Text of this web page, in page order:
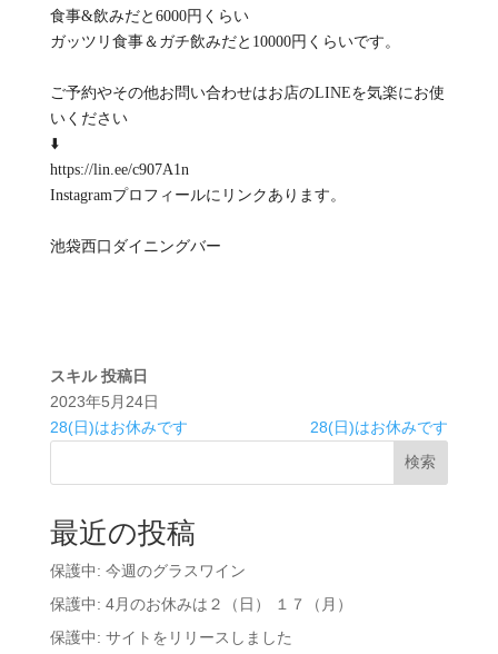
食事&飲みだと6000円くらい
ガッツリ食事＆ガチ飲みだと10000円くらいです。
ご予約やその他お問い合わせはお店のLINEを気楽にお使
いください
⬇️
https://lin.ee/c907A1n
Instagramプロフィールにリンクあります。
池袋西口ダイニングバー
スキル 投稿日
2023年5月24日
28(日)はお休みです
28(日)はお休みです
検索
最近の投稿
保護中: 今週のグラスワイン
保護中: 4月のお休みは２（日） １７（月）
保護中: サイトをリリースしました